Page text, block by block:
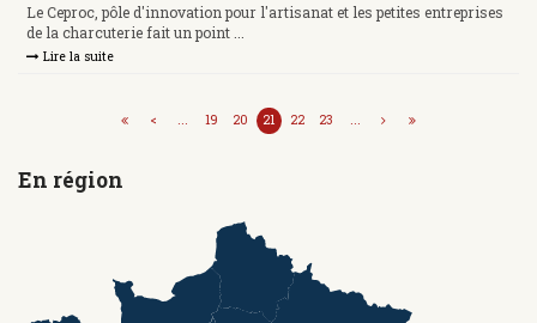
Le Ceproc, pôle d'innovation pour l'artisanat et les petites entreprises
de la charcuterie fait un point ...
Lire la suite
< ... 19 20 21 22 23 ...
En région